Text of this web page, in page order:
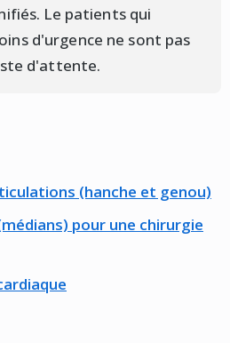
Le patients qui
d'urgence ne sont pas
d'attente.
(hanche et genou)
pour une chirurgie